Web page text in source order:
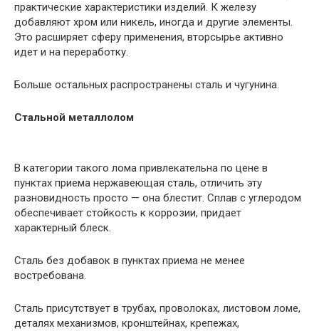
практические характеристики изделий. К железу
добавляют хром или никель, иногда и другие элементы.
Это расширяет сферу применения, вторсырье активно
идет и на переработку.
Больше остальных распространены сталь и чугунина.
Стальной металлолом
В категории такого лома привлекательна по цене в
пунктах приема нержавеющая сталь, отличить эту
разновидность просто — она блестит. Сплав с углеродом
обеспечивает стойкость к коррозии, придает
характерный блеск.
Сталь без добавок в пунктах приема не менее
востребована.
Сталь присутствует в трубах, проволоках, листовом ломе,
деталях механизмов, кронштейнах, крепежах,